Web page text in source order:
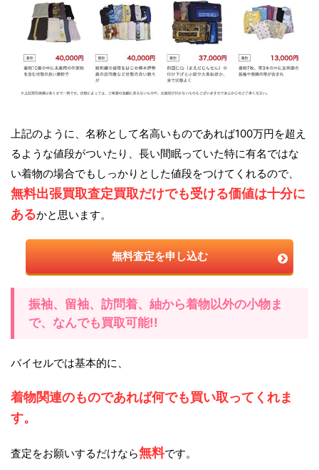
上記のように、名称として名高いものであれば100万円を超え
るような値段がついたり、長い間眠っていた特に有名ではな
い着物の場合でもしっかりとした値段をつけてくれるので、
無料出張買取査定買取だけでも受ける価値は十分に
あるかと思います。
無料査定を申し込む
振袖、留袖、訪問着、紬から着物以外の小物ま
で、なんでも買取可能!!
バイセルでは基本的に、
着物関連のものであれば何でも買い取ってくれま
す。
査定をお願いするだけなら無料です。